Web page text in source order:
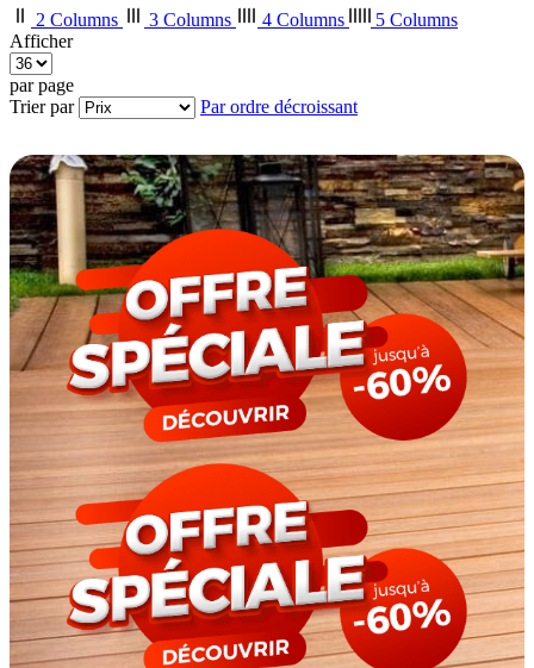
2 Columns 3 Columns 4 Columns
5 Columns
Afficher
par page
Trier par
Par ordre décroissant